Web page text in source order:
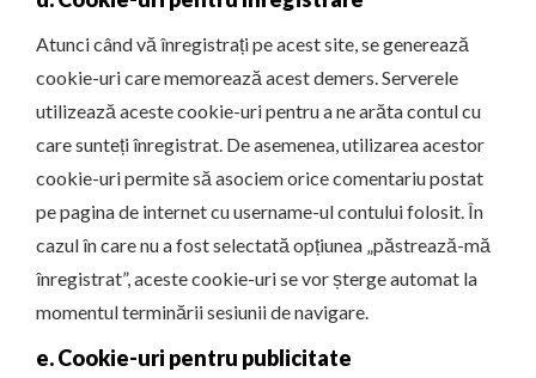
Atunci când vă înregistrați pe acest site, se generează
cookie-uri care memorează acest demers. Serverele
utilizează aceste cookie-uri pentru a ne arăta contul cu
care sunteți înregistrat. De asemenea, utilizarea acestor
cookie-uri permite să asociem orice comentariu postat
pe pagina de internet cu username-ul contului folosit. În
cazul în care nu a fost selectată opțiunea „păstrează-mă
înregistrat”, aceste cookie-uri se vor șterge automat la
momentul terminării sesiunii de navigare.
e. Cookie-uri pentru publicitate